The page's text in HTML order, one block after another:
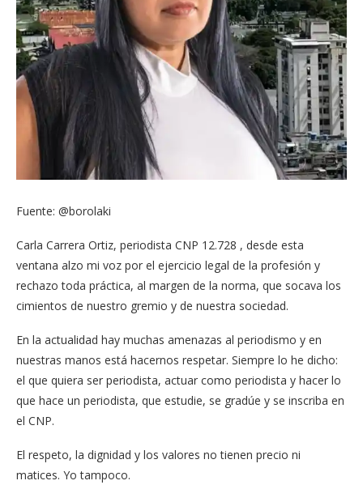
Fuente: @borolaki
Carla Carrera Ortiz, periodista CNP 12.728 , desde esta
ventana alzo mi voz por el ejercicio legal de la profesión y
rechazo toda práctica, al margen de la norma, que socava los
cimientos de nuestro gremio y de nuestra sociedad.
En la actualidad hay muchas amenazas al periodismo y en
nuestras manos está hacernos respetar. Siempre lo he dicho:
el que quiera ser periodista, actuar como periodista y hacer lo
que hace un periodista, que estudie, se gradúe y se inscriba en
el CNP.
El respeto, la dignidad y los valores no tienen precio ni
matices. Yo tampoco.